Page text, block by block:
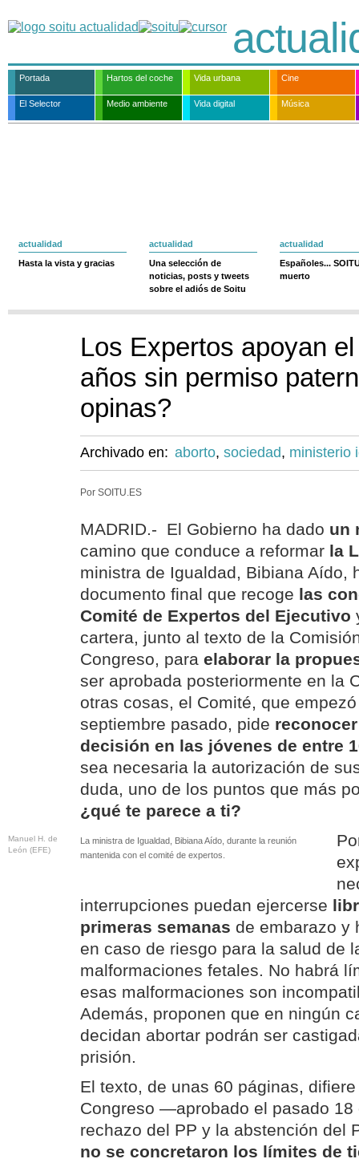
Portada Hartos del coche Vida urbana Cine
El Selector Medio ambiente Vida digital Música
actualidad
Hasta la vista y gracias
actualidad
Una selección de
noticias, posts y tweets
sobre el adiós de Soitu
actualidad
Españoles...
muerto
Los Expertos apoyan
años sin permiso
opinas?
Archivado en: aborto, sociedad, ministerio
Por SOITU.ES
MADRID.- El Gobierno ha dado un
camino que conduce a reformar la
ministra de Igualdad, Bibiana Aído,
documento final que recoge las
Comité de Expertos del Ejecutivo
cartera, junto al texto de la
Congreso, para elaborar la
ser aprobada posteriormente en la
otras cosas, el Comité, que
septiembre pasado, pide
decisión en las jóvenes de entre
sea necesaria la autorización de
duda, uno de los puntos que más
¿qué te parece a ti?
Manuel H. de
León (EFE)
La ministra de Igualdad, Bibiana Aído, durante la reunión
mantenida con el comité de expertos.
interrupciones puedan ejercerse
primeras semanas de embarazo y
en caso de riesgo para la salud de
malformaciones fetales. No habrá
esas malformaciones son
Además, proponen que en ningún
decidan abortar podrán ser
prisión.
El texto, de unas 60 páginas,
Congreso —aprobado el pasado 18
rechazo del PP y la abstención del
no se concretaron los límites de